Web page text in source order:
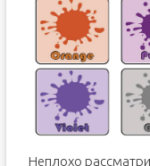
Неплохо